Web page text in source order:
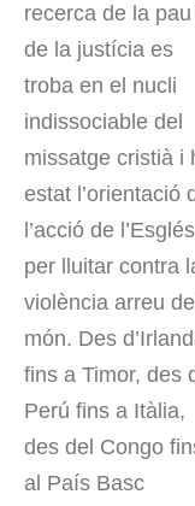
recerca de la pau
de la justícia es
troba en el nucli
indissociable del
missatge cristià i
estat l’orientació
l’acció de
per lluitar contra
violència arreu del
món. Des
fins a Timor, des
Perú fins a Itàlia,
des del Congo
al País Basc